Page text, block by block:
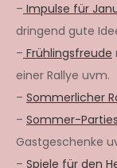
– Impulse für
dringend gute
– Frühlingsfreude
einer Rallye uvm.
– Sommerlicher
– Sommer-Parties
Gastgeschenke
– Spiele für den